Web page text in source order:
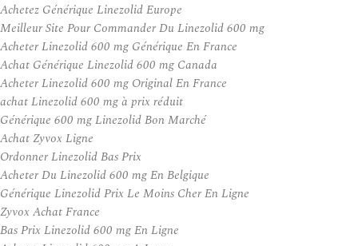
Achetez Générique Linezolid Europe
Meilleur Site Pour Commander Du Linezolid 600 mg
Acheter Linezolid 600 mg Générique En France
Achat Générique Linezolid 600 mg Canada
Acheter Linezolid 600 mg Original En France
achat Linezolid 600 mg à prix réduit
Générique 600 mg Linezolid Bon Marché
Achat Zyvox Ligne
Ordonner Linezolid Bas Prix
Acheter Du Linezolid 600 mg En Belgique
Générique Linezolid Prix Le Moins Cher En Ligne
Zyvox Achat France
Bas Prix Linezolid 600 mg En Ligne